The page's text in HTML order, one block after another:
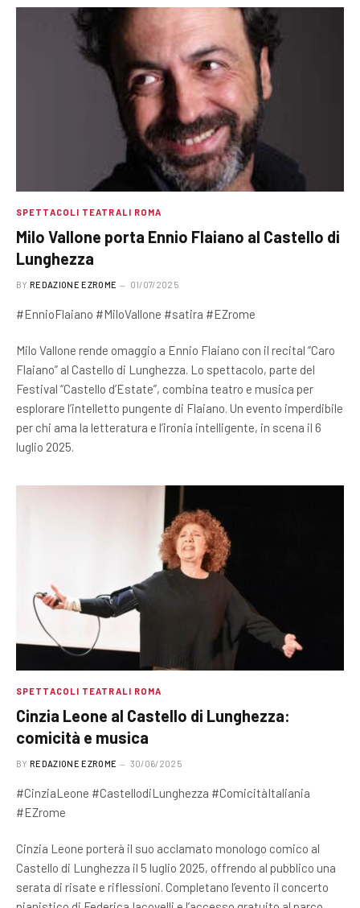
SPETTACOLI TEATRALI ROMA
Milo Vallone porta Ennio Flaiano al Castello di
Lunghezza
BY REDAZIONE EZROME 01/07/2025
#EnnioFlaiano #MiloVallone #satira #EZrome
Milo Vallone rende omaggio a Ennio Flaiano con il recital “Caro
Flaiano” al Castello di Lunghezza. Lo spettacolo, parte del
Festival “Castello d’Estate”, combina teatro e musica per
esplorare l’intelletto pungente di Flaiano. Un evento imperdibile
per chi ama la letteratura e l’ironia intelligente, in scena il 6
luglio 2025.
SPETTACOLI TEATRALI ROMA
Cinzia Leone al Castello di Lunghezza:
comicità e musica
BY REDAZIONE EZROME 30/06/2025
#CinziaLeone #CastellodiLunghezza #ComicitàItaliania
#EZrome
Cinzia Leone porterà il suo acclamato monologo comico al
Castello di Lunghezza il 5 luglio 2025, offrendo al pubblico una
serata di risate e riflessioni. Completano l’evento il concerto